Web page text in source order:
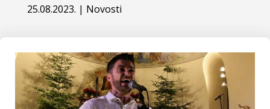
25.08.2023. | Novosti